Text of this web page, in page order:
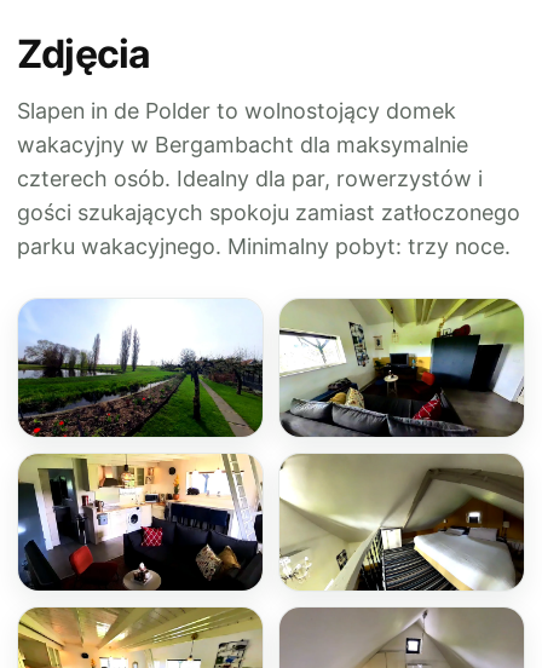
Zdjęcia
Slapen in de Polder to wolnostojący domek
wakacyjny w Bergambacht dla maksymalnie
czterech osób. Idealny dla par, rowerzystów i
gości szukających spokoju zamiast zatłoczonego
parku wakacyjnego. Minimalny pobyt: trzy noce.